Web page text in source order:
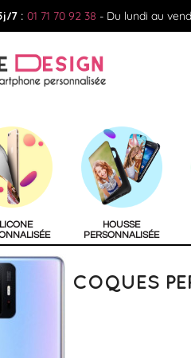
7 : 01 71 70 92 38 - Du lundi au
HOUSSE
PERSONNALISÉE
COQUES